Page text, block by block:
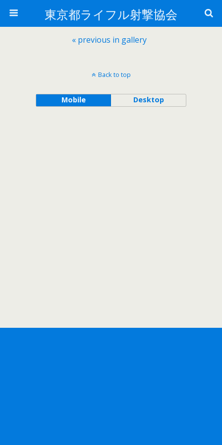
東京都ライフル射撃協会
« previous in gallery
Back to top
Mobile Desktop